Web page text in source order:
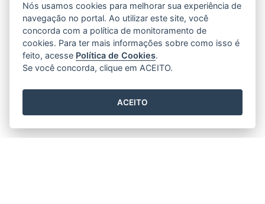
Nós usamos cookies para melhorar sua experiência de
navegação no portal. Ao utilizar este site, você
concorda com a política de monitoramento de
cookies. Para ter mais informações sobre como isso é
feito, acesse Política de Cookies.
Se você concorda, clique em ACEITO.
ACEITO